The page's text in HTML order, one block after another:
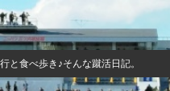
と食べ歩き♪そんな蹴活日記。